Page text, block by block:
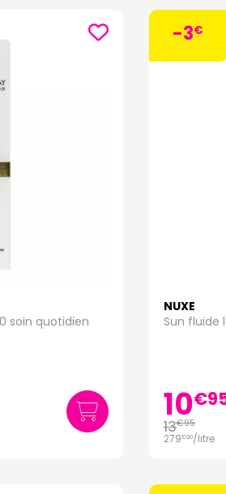
soin quotidien
-3€
NUXE
Sun fluide
10€
13€95
279€00/litre